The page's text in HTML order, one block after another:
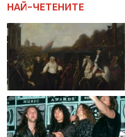
НАЙ-ЧЕТЕНИТЕ